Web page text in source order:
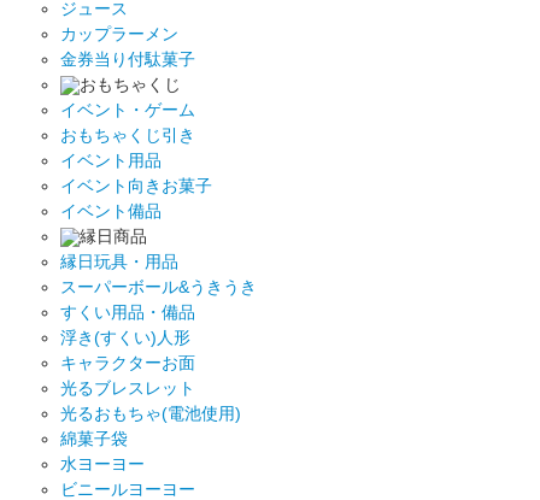
ジュース
カップラーメン
金券当り付駄菓子
おもちゃくじ
イベント・ゲーム
おもちゃくじ引き
イベント用品
イベント向きお菓子
イベント備品
縁日商品
縁日玩具・用品
スーパーボール&うきうき
すくい用品・備品
浮き(すくい)人形
キャラクターお面
光るブレスレット
光るおもちゃ(電池使用)
綿菓子袋
水ヨーヨー
ビニールヨーヨー